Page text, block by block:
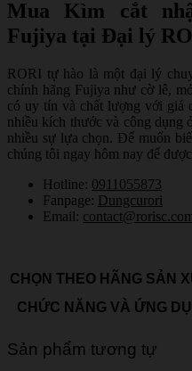
Mua Kìm cắt
Fujiya tại Đại lý
RORI tự hào là một đại lý
chính hãng Fujiya như cờ lê,
có uy tín và chất lượng với giá
nhiều kích thước và công dụng
nhiều sự lựa chọn. Để muốn
chúng tôi ngay hôm nay để
Hotline: 0911055873
Fanpage: Dungcurori
Email:
CHỌN THEO HÃNG SẢN
CHỨC NĂNG VÀ ỨNG
Sản phẩm tương tự